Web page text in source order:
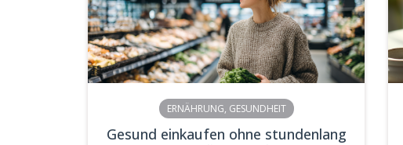
ERNÄHRUNG, GESUNDHEIT
Gesund einkaufen ohne stundenlang